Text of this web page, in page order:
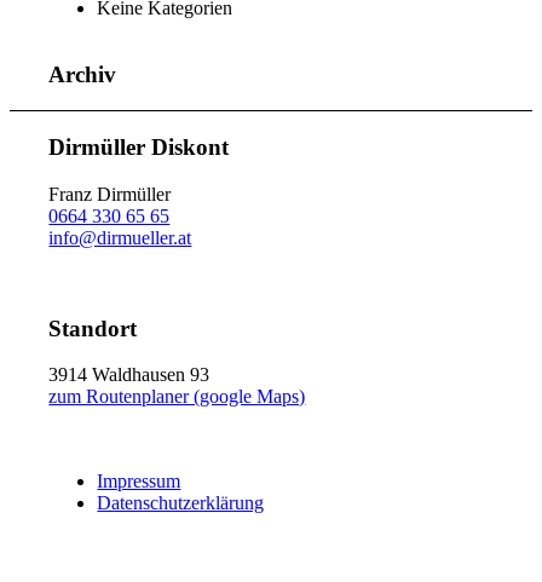
Keine Kategorien
Archiv
Dirmüller Diskont
Franz Dirmüller
0664 330 65 65
info@dirmueller.at
Standort
3914 Waldhausen 93
zum Routenplaner (google Maps)
Impressum
Datenschutzerklärung